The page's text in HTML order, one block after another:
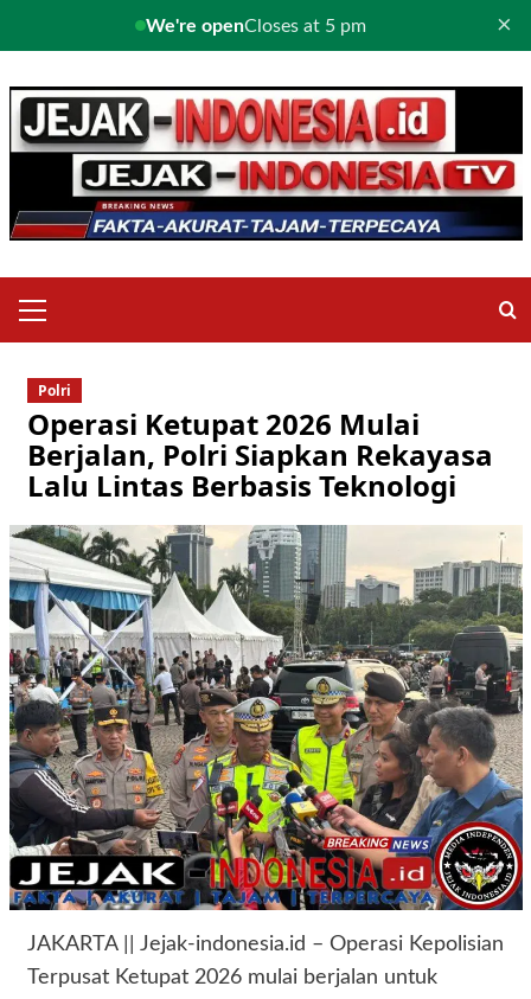
We're openCloses at 5 pm ×
to
content
Menu
Polri
Operasi Ketupat 2026 Mulai
Berjalan, Polri Siapkan Rekayasa
Lalu Lintas Berbasis Teknologi
JAKARTA || Jejak-indonesia.id – Operasi Kepolisian
Terpusat Ketupat 2026 mulai berjalan untuk